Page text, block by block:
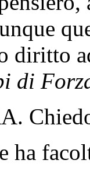
diritto
di
ha